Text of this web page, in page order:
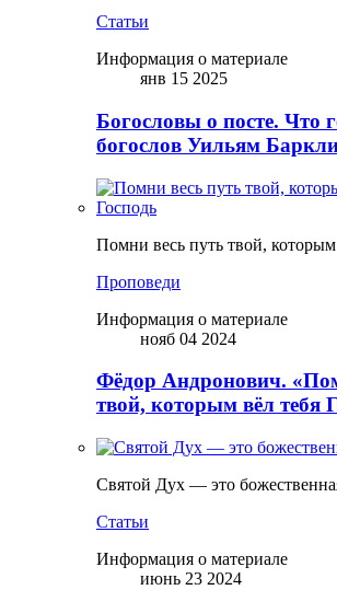
Статьи
Информация о материале
янв 15 2025
Богословы о посте. Что
богослов Уильям
Помни весь путь твой, которым
Проповеди
Информация о материале
нояб 04 2024
Фёдор Андронович.
твой, которым вёл тебя
Святой Дух — это
Статьи
Информация о материале
июнь 23 2024